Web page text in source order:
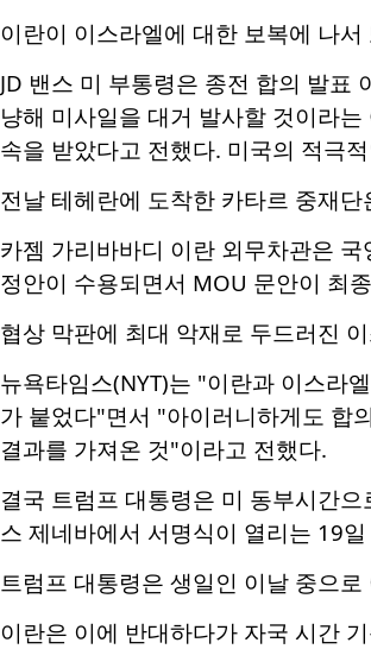
이란이 이스라엘에 대한 보복에 나
JD 밴스 미 부통령은 종전 합의 발표
냥해 미사일을 대거 발사할 것이라
속을 받았다고 전했다. 미국의 적극
전날 테헤란에 도착한 카타르 중재
카젬 가리바바디 이란 외무차관은
정안이 수용되면서 MOU 문안이 최
협상 막판에 최대 악재로 두드러진
뉴욕타임스(NYT)는 "이란과 이스라
가 붙었다"면서 "아이러니하게도 합
결과를 가져온 것"이라고 전했다.
결국 트럼프 대통령은 미 동부시간
스 제네바에서 서명식이 열리는 19
트럼프 대통령은 생일인 이날 중으
이란은 이에 반대하다가 자국 시간